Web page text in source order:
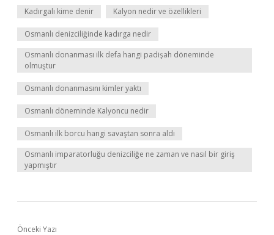
Kadırgalı kime denir Kalyon nedir ve özellikleri
Osmanlı denizciliğinde kadırga nedir
Osmanlı donanması ilk defa hangi padişah döneminde
olmuştur
Osmanlı donanmasını kimler yaktı
Osmanlı döneminde Kalyoncu nedir
Osmanlı ilk borcu hangi savaştan sonra aldı
Osmanlı imparatorluğu denizciliğe ne zaman ve nasıl bir giriş
yapmıştır
Önceki Yazı